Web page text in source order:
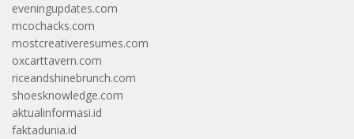
eveningupdates.com
mcochacks.com
mostcreativeresumes.com
oxcarttavern.com
riceandshinebrunch.com
shoesknowledge.com
aktualinformasi.id
faktadunia.id